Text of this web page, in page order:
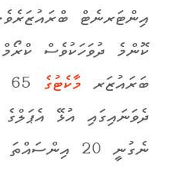
ކޮންމެ ދުވަހަކުވެސް
ބަރައުޒަރ މާކެޓުގެ
ދެވަނައިގައި އުޅޭ
ނެގުނީ 20